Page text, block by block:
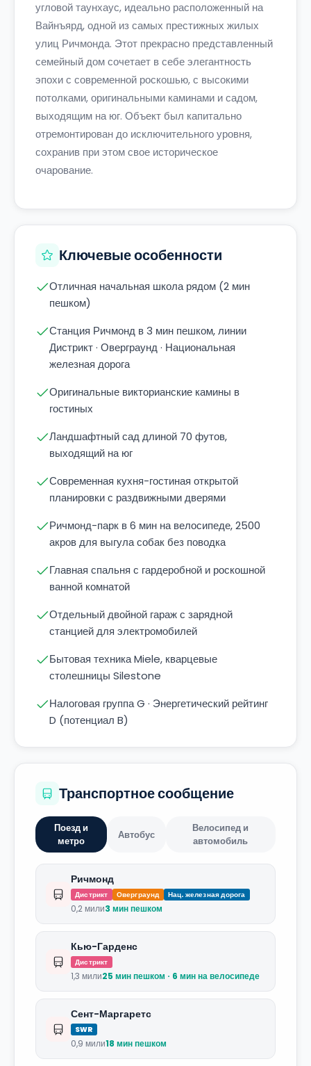
угловой таунхаус, идеально расположенный на
Вайнъярд, одной из самых престижных жилых
улиц Ричмонда. Этот прекрасно представленный
семейный дом сочетает в себе элегантность
эпохи с современной роскошью, с высокими
потолками, оригинальными каминами и садом,
выходящим на юг. Объект был капитально
отремонтирован до исключительного уровня,
сохранив при этом свое историческое
очарование.
Ключевые особенности
Отличная начальная школа рядом (2 мин
пешком)
Станция Ричмонд в 3 мин пешком, линии
Дистрикт · Оверграунд · Национальная
железная дорога
Оригинальные викторианские камины в
гостиных
Ландшафтный сад длиной 70 футов,
выходящий на юг
Современная кухня-гостиная открытой
планировки с раздвижными дверями
Ричмонд-парк в 6 мин на велосипеде, 2500
акров для выгула собак без поводка
Главная спальня с гардеробной и роскошной
ванной комнатой
Отдельный двойной гараж с зарядной
станцией для электромобилей
Бытовая техника Miele, кварцевые
столешницы Silestone
Налоговая группа G · Энергетический рейтинг
D (потенциал B)
Транспортное сообщение
Поезд и
метро
Автобус
Велосипед и
автомобиль
Ричмонд
Дистрикт Оверграунд Нац. железная дорога
0,2 мили3 мин пешком
Кью-Гарденс
Дистрикт
1,3 мили25 мин пешком · 6 мин на велосипеде
Сент-Маргаретс
SWR
0,9 мили18 мин пешком